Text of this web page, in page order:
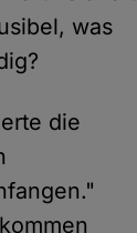
was
die